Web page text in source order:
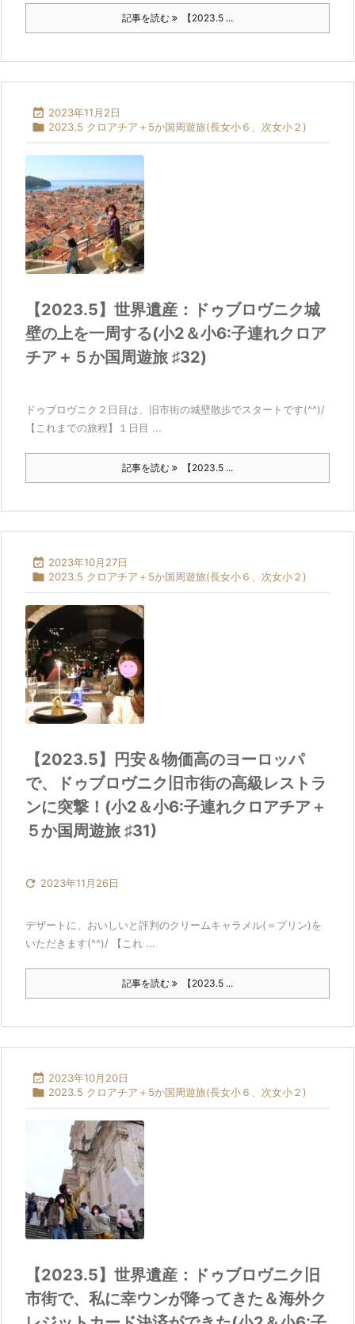
記事を読む 【2023.5 ...
 2023年11月2日
 2023.5 クロアチア＋5か国周遊旅(長女小６、次女小２)
【2023.5】世界遺産：ドゥブロヴニク城
壁の上を一周する(小2＆小6:子連れクロア
チア＋５か国周遊旅 ♯32)
ドゥブロヴニク２日目は、旧市街の城壁散歩でスタートです(^^)/
【これまでの旅程】１日目 ...
記事を読む 【2023.5 ...
 2023年10月27日
 2023.5 クロアチア＋5か国周遊旅(長女小６、次女小２)
【2023.5】円安＆物価高のヨーロッパ
で、ドゥブロヴニク旧市街の高級レストラ
ンに突撃！(小2＆小6:子連れクロアチア＋
５か国周遊旅 ♯31)
 2023年11月26日
デザートに、おいしいと評判のクリームキャラメル(＝プリン)を
いただきます(^^)/ 【これ ...
記事を読む 【2023.5 ...
 2023年10月20日
 2023.5 クロアチア＋5か国周遊旅(長女小６、次女小２)
【2023.5】世界遺産：ドゥブロヴニク旧
市街で、私に幸ウンが降ってきた＆海外ク